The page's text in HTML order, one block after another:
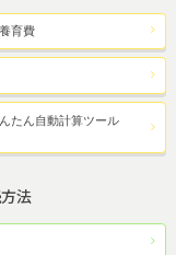
育費
たん自動計算ツール
法